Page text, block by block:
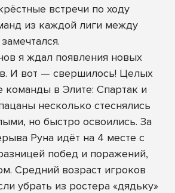
встречи по ходу
из каждой лиги между
я ждал появления новых
И вот — свершилось! Целых
в Элите: Спартак и
несколько стеснялись
но быстро освоились. За
Руна идёт на 4 месте с
побед и поражений,
Средний возраст игроков
убрать из ростера «дядьку»